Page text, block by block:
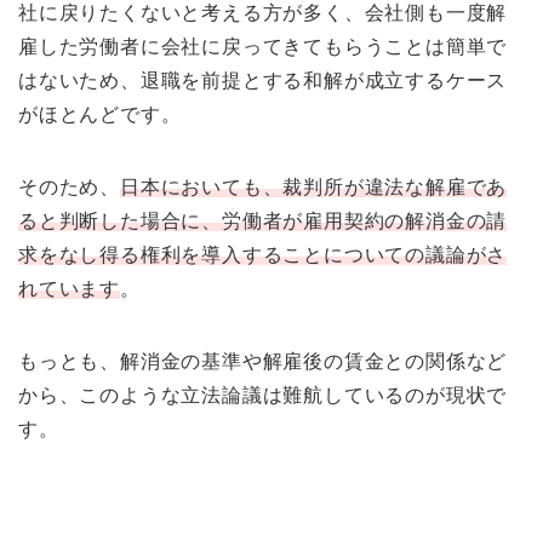
社に戻りたくないと考える方が多く、会社側も一度解
雇した労働者に会社に戻ってきてもらうことは簡単で
はないため、退職を前提とする和解が成立するケース
がほとんどです。
そのため、 日本においても、裁判所が違法な解雇であ
ると判断した場合に、労働者が雇用契約の解消金の請
求をなし得る権利を導入することについての議論がさ
れています。
もっとも、解消金の基準や解雇後の賃金との関係など
から、このような立法論議は難航しているのが現状で
す。